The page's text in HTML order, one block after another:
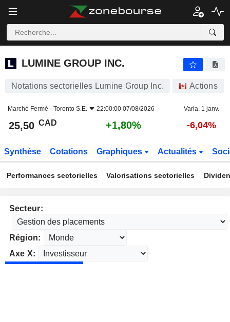
LUMINE GROUP INC.
LUMINE GROUP INC.
Notations sectorielles Lumine Group Inc. Actions
Marché Fermé - Toronto S.E. 22:00:00 07/08/2026 Varia. 1 janv.
25,50 CAD +1,80% -6,04%
Synthèse Cotations Graphiques Actualités
Performances sectorielles Valorisations sectorielles
Secteur:
Région:
Axe X: